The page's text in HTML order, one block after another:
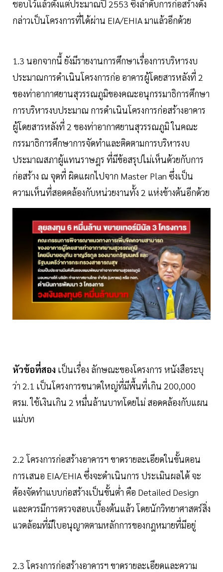
ชอบไว้แล้วตั้งแต่ประมาณปี 2553 ซึ่งลําดับการก่อสร้างดัง
กล่าวเป็นโครงการที่ได้ผ่าน EIA/EHIA มาแล้วอีกด้วย
1.3 นอกจากนี้ ยังมีรายงานการศึกษาเรื่องการบริหารงบ
ประมาณการดําเนินโครงการก่อ อาคารผู้โดยสารหลังที่ 2
ของท่าอากาศยานสุวรรณภูมิของคณะอนุกรรมาธิการศึกษา
การบริหารงบประมาณ การดําเนินโครงการก่อสร้างอาคาร
ผู้โดยสารหลังที่ 2 ของท่าอากาศยานสุวรรณภูมิ ในคณะ
กรรมาธิการศึกษาการจัดทําและติดตามการบริหารงบ
ประมาณสภาผู้แทนราษฎร ที่มีข้อสรุปไม่เห็นด้วยกับการ
ก่อสร้าง ณ จุดที่ ผิดแผกไปจาก Master Plan ซึ่งเป็น
ความเห็นที่สอดคล้องกับหน่วยงานทั้ง 2 แห่งข้างต้นอีกด้วย
หัวข้อที่สอง เป็นเรื่อง ลักษณะของโครงการ หนังสือระบุ
ว่า 2.1 เป็นโครงการขนาดใหญ่ที่มีพื้นที่เกิน 200,000
ตรม. ใช้เงินเกิน 2 หมื่นล้านบาทโดยไม่ สอดคล้องกับแผน
แม่บท
2.2 โครงการก่อสร้างอาคารฯ ขาดรายละเอียดในขั้นตอน
การเสนอ EIA/EHIA ซึ่งจะดําเนินการ ประเมินผลได้ จะ
ต้องจัดทําแบบก่อสร้างเป็นขั้นต่ำ คือ Detailed Design
และควรมีการตรวจสอบเบื้องต้นแล้ว โดยนักวิทยาศาสตร์สิ่ง
แวดล้อมที่มีใบอนุญาตตามหลักการของกฎหมายที่มีอยู่
2.3 โครงการก่อสร้างอาคารฯ ขาดรายละเอียดและความ